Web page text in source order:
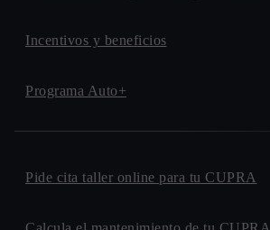
Incentivos y beneficios
Programa Auto+
Pide cita taller online para tu CUPRA